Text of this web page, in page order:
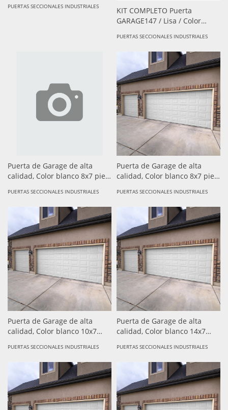
PUERTAS SECCIONALES INDUSTRIALES
KIT COMPLETO Puerta
GARAGE147 / Lisa / Color
Motor FS1000SPEED / 1/2HP /
Fuerte/Silencioso/Luz
LED/Motor DC .
PUERTAS SECCIONALES INDUSTRIALES
Puerta de Garage de alta
calidad, Color blanco 8x7 pies,
CUADRO CORTO. ( sobre
pedido- tiempo de entrega de
15-25 dias) - (copia)
PUERTAS SECCIONALES INDUSTRIALES
Puerta de Garage de alta
calidad, Color blanco 8x7 pies,
CUADRO CORTO. ( sobre
pedido- tiempo de entrega de
15-25 dias)
PUERTAS SECCIONALES INDUSTRIALES
Puerta de Garage de alta
calidad, Color blanco 10x7
Americana , CUADRO CORTO.
( sobre pedido- tiempo de
entrega de 15-25 dias)
PUERTAS SECCIONALES INDUSTRIALES
Puerta de Garage de alta
calidad, Color blanco 14x7
Americana , CUADRO CORTO.
( sobre pedido- tiempo de
entrega de 15-25 dias)
PUERTAS SECCIONALES INDUSTRIALES